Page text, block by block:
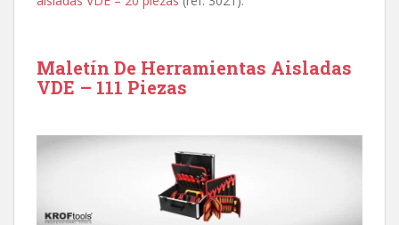
Maletín De Herramientas Aisladas
VDE – 111 Piezas